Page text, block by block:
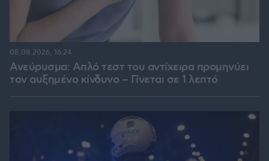
Ανεύρυσμα: Απλό τεστ του αντίχειρα προμηνύει
τον αυξημένο κίνδυνο – Γίνεται σε 1 λεπτό
08.08.2026, 16:24